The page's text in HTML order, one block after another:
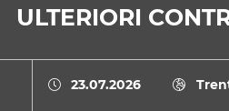
ULTERIORI
23.07.2026